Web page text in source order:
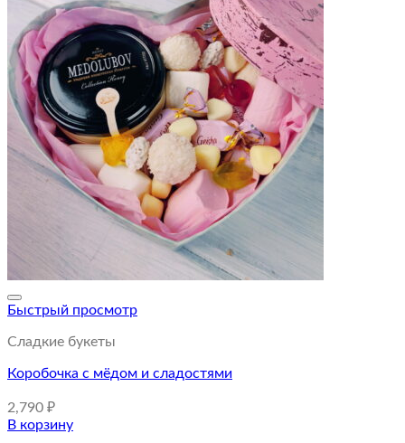
Быстрый просмотр
Сладкие букеты
Коробочка с мёдом и сладостями
2,790 ₽
В корзину